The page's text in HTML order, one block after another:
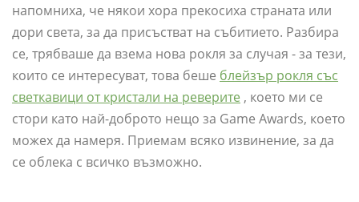
напомниха, че някои хора прекосиха страната или
дори света, за да присъстват на събитието. Разбира
се, трябваше да взема нова рокля за случая - за тези,
които се интересуват, това беше блейзър рокля със
светкавици от кристали на реверите , което ми се
стори като най-доброто нещо за Game Awards, което
можех да намеря. Приемам всяко извинение, за да
се облека с всичко възможно.